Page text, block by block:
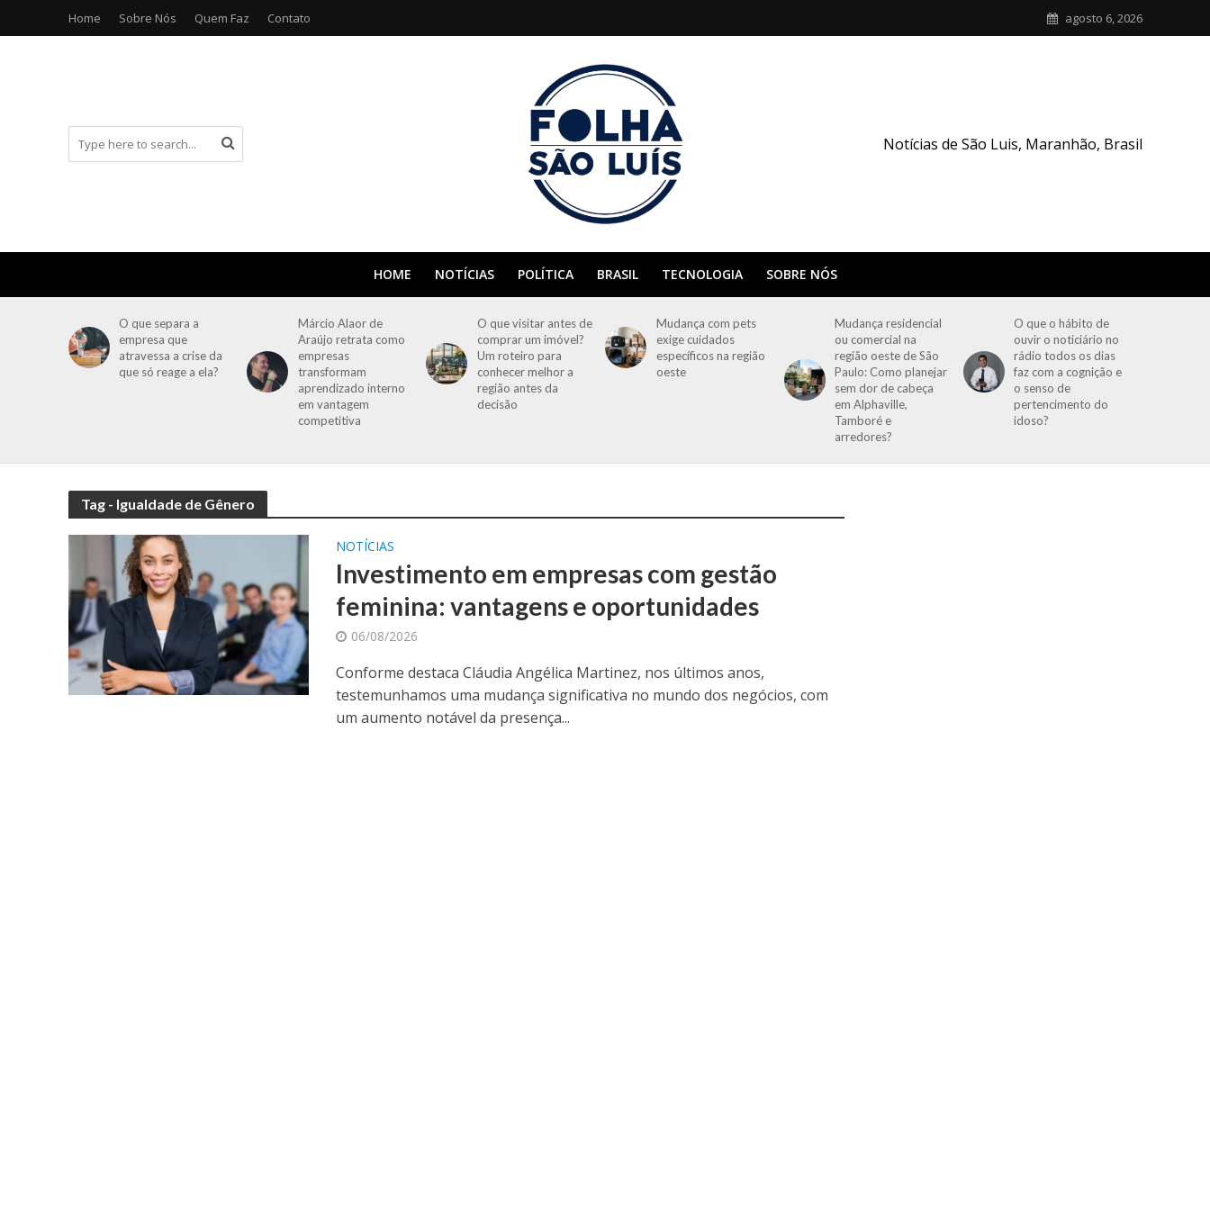
Home Sobre Nós Quem Faz Contato agosto 6, 2026
Notícias de São Luis, Maranhão, Brasil
HOME NOTÍCIAS POLÍTICA BRASIL TECNOLOGIA SOBRE NÓS
O que separa a
empresa que
atravessa a crise da
que só reage a ela?
Márcio Alaor de
Araújo retrata como
empresas
transformam
aprendizado interno
em vantagem
competitiva
O que visitar antes de
comprar um imóvel?
Um roteiro para
conhecer melhor a
região antes da
decisão
Mudança com pets
exige cuidados
específicos na região
oeste
Mudança residencial
ou comercial na
região oeste de São
Paulo: Como planejar
sem dor de cabeça
em Alphaville,
Tamboré e
arredores?
O que o hábito de
ouvir o noticiário no
rádio todos os dias
faz com a cognição e
o senso de
pertencimento do
idoso?
Tag - Igualdade de Gênero
NOTÍCIAS
Investimento em empresas com gestão
feminina: vantagens e oportunidades
06/08/2026
Conforme destaca Cláudia Angélica Martinez, nos últimos anos,
testemunhamos uma mudança significativa no mundo dos negócios, com
um aumento notável da presença...